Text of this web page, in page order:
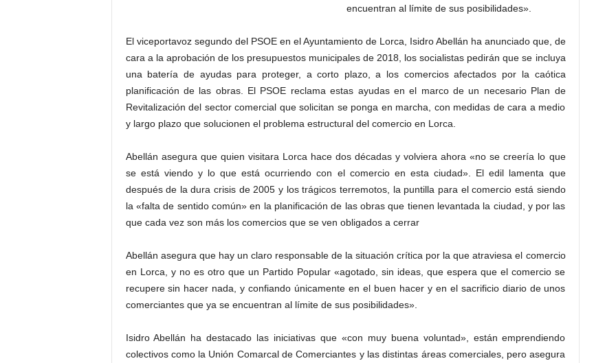
encuentran al límite de sus posibilidades».
El viceportavoz segundo del PSOE en el Ayuntamiento de Lorca, Isidro Abellán ha anunciado que, de
cara a la aprobación de los presupuestos municipales de 2018, los socialistas pedirán que se incluya
una batería de ayudas para proteger, a corto plazo, a los comercios afectados por la caótica
planificación de las obras. El PSOE reclama estas ayudas en el marco de un necesario Plan de
Revitalización del sector comercial que solicitan se ponga en marcha, con medidas de cara a medio
y largo plazo que solucionen el problema estructural del comercio en Lorca.
Abellán asegura que quien visitara Lorca hace dos décadas y volviera ahora «no se creería lo que
se está viendo y lo que está ocurriendo con el comercio en esta ciudad». El edil lamenta que
después de la dura crisis de 2005 y los trágicos terremotos, la puntilla para el comercio está siendo
la «falta de sentido común» en la planificación de las obras que tienen levantada la ciudad, y por las
que cada vez son más los comercios que se ven obligados a cerrar
Abellán asegura que hay un claro responsable de la situación crítica por la que atraviesa el comercio
en Lorca, y no es otro que un Partido Popular «agotado, sin ideas, que espera que el comercio se
recupere sin hacer nada, y confiando únicamente en el buen hacer y en el sacrificio diario de unos
comerciantes que ya se encuentran al límite de sus posibilidades».
Isidro Abellán ha destacado las iniciativas que «con muy buena voluntad», están emprendiendo
colectivos como la Unión Comarcal de Comerciantes y las distintas áreas comerciales, pero asegura